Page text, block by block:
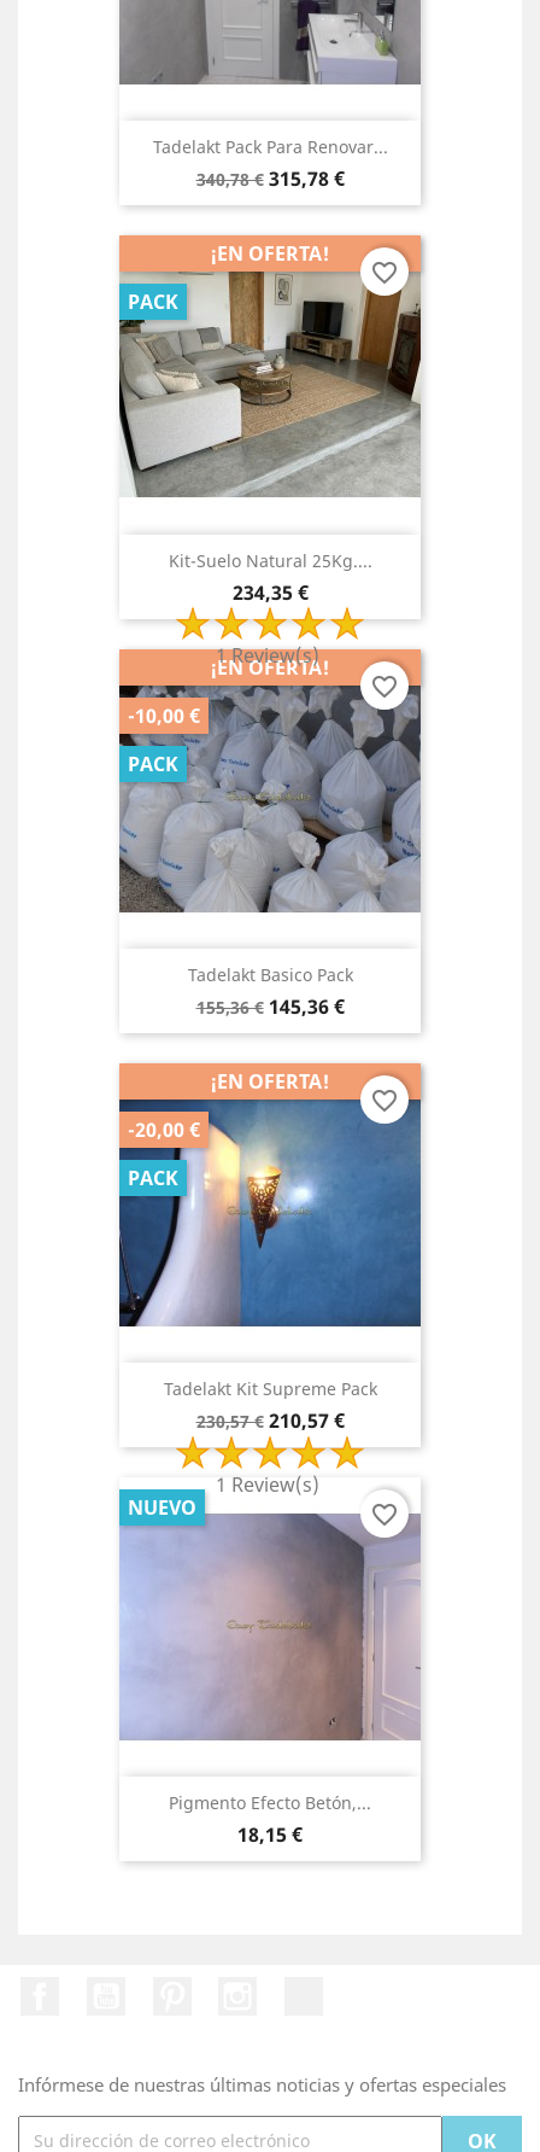
Tadelakt Pack Para Renovar...
Precio
base
340,78 € Precio
315,78 €
Kit-Suelo Natural 25Kg....
Precio
234,35 €
1 Review(s)
¡EN OFERTA!
PACK
favorite_border
Tadelakt Basico Pack
Precio
base
155,36 € Precio
145,36 €
¡EN OFERTA!
-10,00 €
PACK
favorite_border
Tadelakt Kit Supreme Pack
Precio
base
230,57 € Precio
210,57 €
1 Review(s)
¡EN OFERTA!
-20,00 €
PACK
favorite_border
Pigmento Efecto Betón,...
Precio
18,15 €
NUEVO favorite_border
Infórmese de nuestras últimas noticias y ofertas especiales